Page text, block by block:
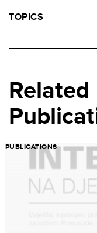
TOPICS
Related
PUBLICATIONS